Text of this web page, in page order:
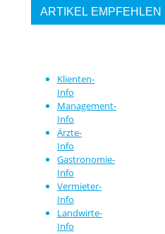
ARTIKEL EMPFEHLEN
Klienten-
Info
Management-
Info
Ärzte-
Info
Gastronomie-
Info
Vermieter-
Info
Landwirte-
Info